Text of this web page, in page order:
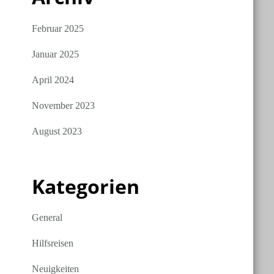
Februar 2025
Januar 2025
April 2024
November 2023
August 2023
Kategorien
General
Hilfsreisen
Neuigkeiten